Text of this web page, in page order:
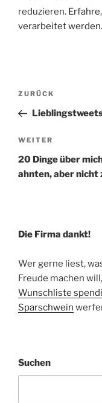
reduzieren.
verarbeitet werden.
Vorheriger
Beitrag
ZURÜCK
Nächster
Beitrag
WEITER
20 Dinge über
ahnten, aber nicht
Die Firma dankt!
Wer gerne liest,
Freude machen
Wunschliste
Sparschwein
Suchen